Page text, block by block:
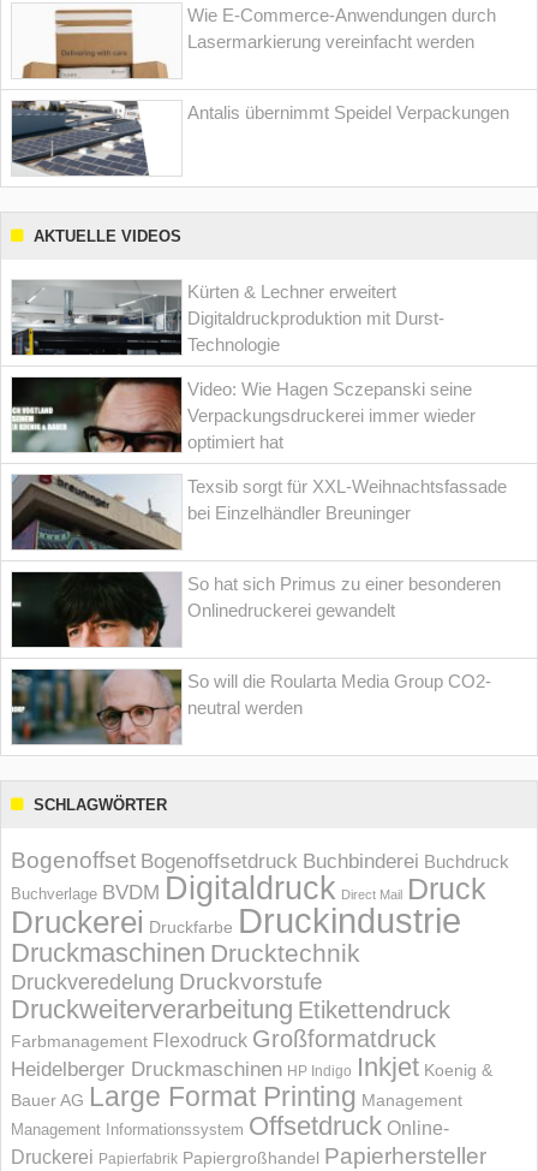
Wie E-Commerce-Anwendungen durch
Lasermarkierung vereinfacht werden
Antalis übernimmt Speidel Verpackungen
AKTUELLE VIDEOS
Kürten & Lechner erweitert
Digitaldruckproduktion mit Durst-
Technologie
Video: Wie Hagen Sczepanski seine
Verpackungsdruckerei immer wieder
optimiert hat
Texsib sorgt für XXL-Weihnachtsfassade
bei Einzelhändler Breuninger
So hat sich Primus zu einer besonderen
Onlinedruckerei gewandelt
So will die Roularta Media Group CO2-
neutral werden
SCHLAGWÖRTER
Bogenoffset Bogenoffsetdruck Buchbinderei Buchdruck
Buchverlage BVDM Digitaldruck Direct Mail Druck
Druckerei Druckfarbe Druckindustrie
Druckmaschinen Drucktechnik
Druckveredelung Druckvorstufe
Druckweiterverarbeitung Etikettendruck
Farbmanagement Flexodruck Großformatdruck
Heidelberger Druckmaschinen HP Indigo Inkjet Koenig &
Bauer AG Large Format Printing Management
Management Informations­system Offsetdruck Online-
Druckerei Papierfabrik Papiergroßhandel Papierhersteller